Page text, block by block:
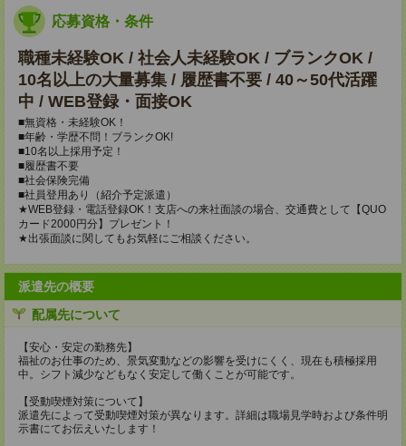
応募資格・条件
職種未経験OK / 社会人未経験OK / ブランクOK /
10名以上の大量募集 / 履歴書不要 / 40～50代活躍
中 / WEB登録・面接OK
■無資格・未経験OK！
■年齢・学歴不問！ブランクOK!
■10名以上採用予定！
■履歴書不要
■社会保険完備
■社員登用あり（紹介予定派遣）
★WEB登録・電話登録OK！支店への来社面談の場合、交通費として【QUO
カード2000円分】プレゼント！
★出張面談に関してもお気軽にご相談ください。
派遣先の概要
配属先について
【安心・安定の勤務先】
福祉のお仕事のため、景気変動などの影響を受けにくく、現在も積極採用
中。シフト減少などもなく安定して働くことが可能です。
【受動喫煙対策について】
派遣先によって受動喫煙対策が異なります。詳細は職場見学時および条件明
示書にてお伝えいたします！